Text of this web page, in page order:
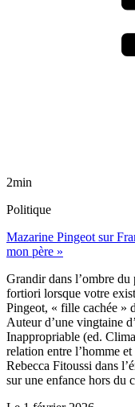
2min
Politique
Mazarine Pingeot sur
mon père »
Grandir dans l’ombre
fortiori lorsque votre
Pingeot, « fille cachée »
Auteur d’une vingtaine
Inappropriable (ed.
relation entre l’homme
Rebecca Fitoussi dans
sur une enfance hors du